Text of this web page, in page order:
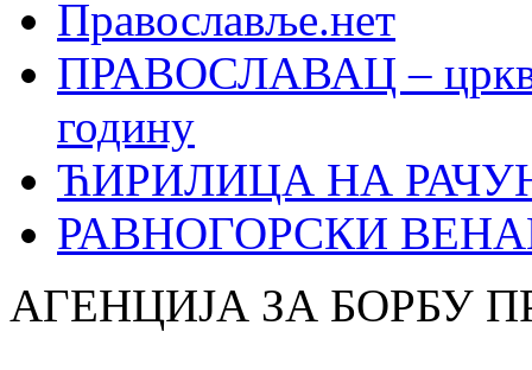
Православље.нет
ПРАВОСЛАВАЦ –
годину
ЋИРИЛИЦА НА
РАВНОГОРСКИ
АГЕНЦИЈА ЗА БОРБУ